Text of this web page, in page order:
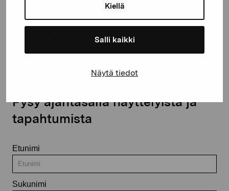
Kiellä
Salli kaikki
Näytä tiedot
Pysy ajantasalla näyttelyistä ja
tapahtumista
Etunimi
Sukunimi